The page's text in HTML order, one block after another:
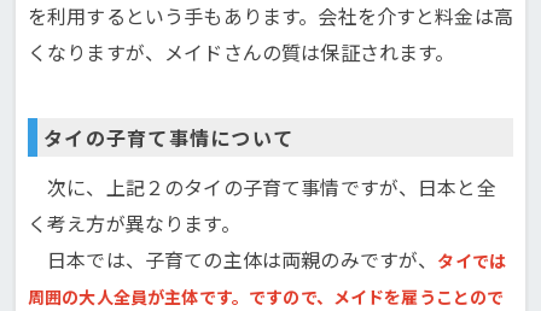
を利用するという手もあります。会社を介すと料金は高
くなりますが、メイドさんの質は保証されます。
タイの子育て事情について
次に、上記２のタイの子育て事情ですが、日本と全
く考え方が異なります。
日本では、子育ての主体は両親のみですが、 タイでは
周囲の大人全員が主体です。ですので、メイドを雇うことので